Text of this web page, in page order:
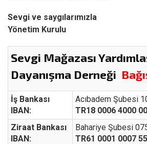
Sevgi ve saygılarımızla
Yönetim Kurulu
Sevgi Mağazası
Dayanışma Derneği
İş Bankası
IBAN:
Acıbadem Şubesi
TR18 0006 4000
Ziraat Bankası
IBAN:
Bahariye Şubesi
TR61 0001 0007